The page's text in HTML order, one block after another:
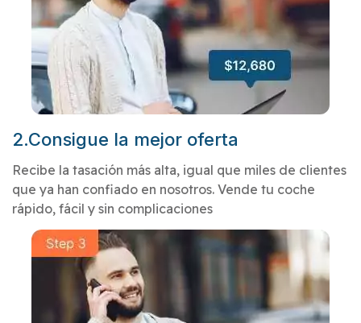
2.Consigue la mejor oferta
Recibe la tasación más alta, igual que miles de clientes
que ya han confiado en nosotros. Vende tu coche
rápido, fácil y sin complicaciones